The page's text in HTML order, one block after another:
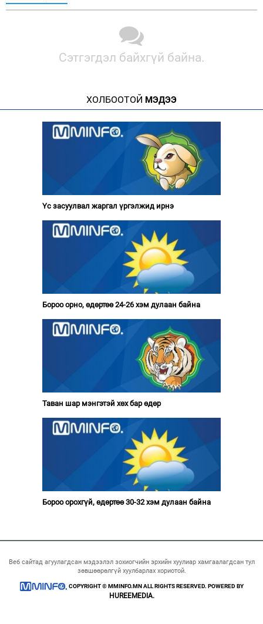
Сэтгэгдэл байхгүй байна.
ХОЛБООТОЙ МЭДЭЭ
Үс засуулвал жаргал үргэлжид ирнэ
Бороо орно, өдөртөө 24-26 хэм дулаан байна
Таван шар мэнгэтэй хөх бар өдөр
Бороо орохгүй, өдөртөө 30-32 хэм дулаан байна
Веб сайтад агуулагдсан мэдээлэл зохиогчийн эрхийн хуулиар хамгаалагдсан тул
зөвшөөрөлгүй хуулбарлах хориотой.
COPYRIGHT © MMINFO.MN ALL RIGHTS RESERVED. POWERED BY
HUREEMEDIA.